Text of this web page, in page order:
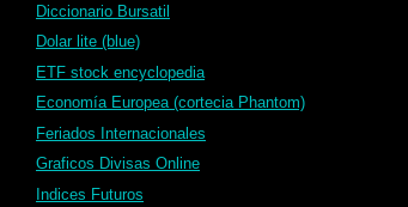
Diccionario Bursatil
Dolar lite (blue)
ETF stock encyclopedia
Economía Europea (cortecia Phantom)
Feriados Internacionales
Graficos Divisas Online
Indices Futuros